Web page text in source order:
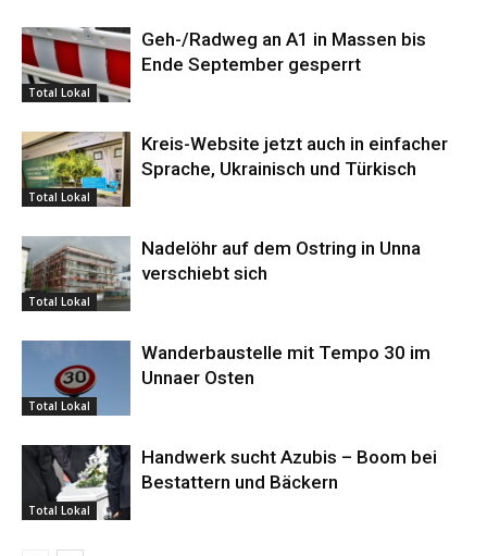
Total Lokal
Geh-/Radweg an A1 in Massen bis
Ende September gesperrt
Total Lokal
Kreis-Website jetzt auch in einfacher
Sprache, Ukrainisch und Türkisch
Total Lokal
Nadelöhr auf dem Ostring in Unna
verschiebt sich
Total Lokal
Wanderbaustelle mit Tempo 30 im
Unnaer Osten
Total Lokal
Handwerk sucht Azubis – Boom bei
Bestattern und Bäckern